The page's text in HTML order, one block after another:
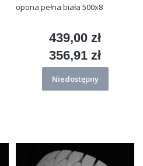
opona pełna biała 500x8
Cena
439,00 zł
Cena
356,91 zł
Niedostępny